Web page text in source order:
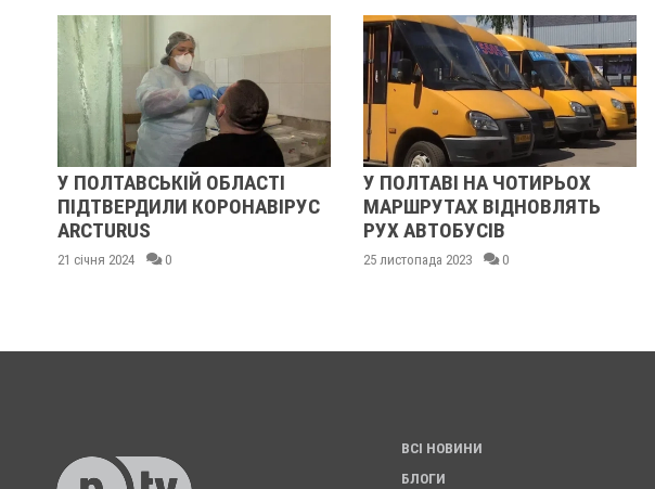
У ПОЛТАВСЬКІЙ ОБЛАСТІ
ПІДТВЕРДИЛИ КОРОНАВІРУС
ARCTURUS
21 січня 2024 0
У ПОЛТАВІ НА ЧОТИРЬОХ
МАРШРУТАХ ВІДНОВЛЯТЬ
РУХ АВТОБУСІВ
25 листопада 2023 0
ВСІ НОВИНИ
БЛОГИ